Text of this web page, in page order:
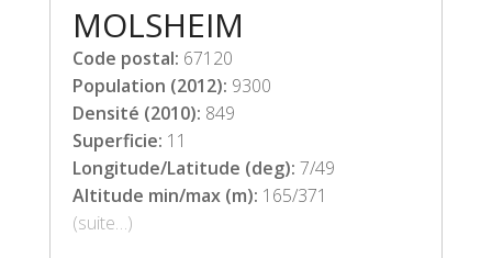
MOLSHEIM
Code postal: 67120
Population (2012): 9300
Densité (2010): 849
Superficie: 11
Longitude/Latitude (deg): 7/49
Altitude min/max (m): 165/371
(suite…)